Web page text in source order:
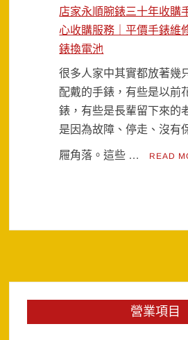
店家永順腕錶三十年收購
心收購服務｜平價手錶維
錶換電池
很多人家中其實都放著幾
配戴的手錶，有些是以前
錶，有些是長輩留下來的
是因為故障、停走、沒有
屜角落。這些 … READ
營業項目